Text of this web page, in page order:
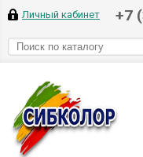
Личный кабинет +7